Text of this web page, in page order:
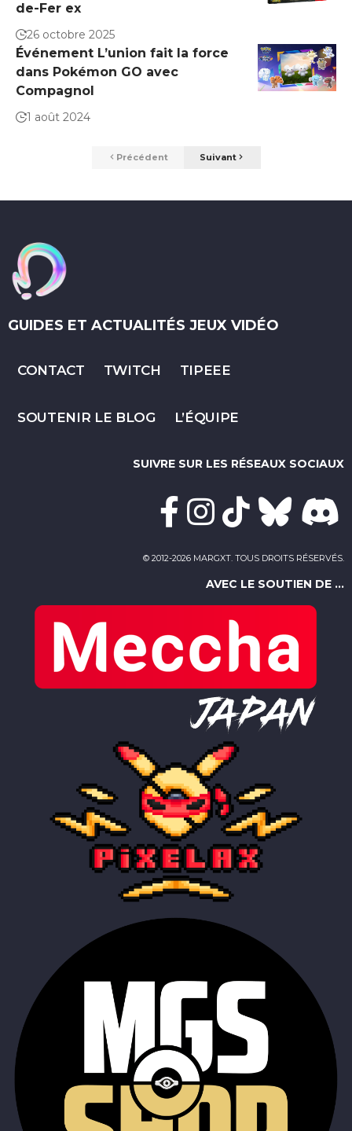
de-Fer ex
26 octobre 2025
Événement L’union fait la force
dans Pokémon GO avec
Compagnol
1 août 2024
Précédent Suivant
GUIDES ET ACTUALITÉS JEUX VIDÉO
CONTACT TWITCH TIPEEE
SOUTENIR LE BLOG L’ÉQUIPE
SUIVRE SUR LES RÉSEAUX SOCIAUX
© 2012-2026 MARGXT. TOUS DROITS RÉSERVÉS.
AVEC LE SOUTIEN DE ...